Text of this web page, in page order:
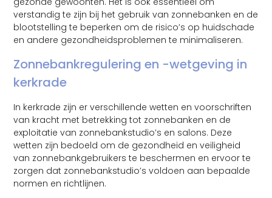
verstandig te zijn bij het gebruik van zonnebanken en de
blootstelling te beperken om de risico’s op huidschade
en andere gezondheidsproblemen te minimaliseren.
Zonnebankregulering en -wetgeving in
kerkrade
In kerkrade zijn er verschillende wetten en voorschriften
van kracht met betrekking tot zonnebanken en de
exploitatie van zonnebankstudio’s en salons. Deze
wetten zijn bedoeld om de gezondheid en veiligheid
van zonnebankgebruikers te beschermen en ervoor te
zorgen dat zonnebankstudio’s voldoen aan bepaalde
normen en richtlijnen.